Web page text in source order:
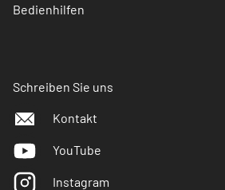
Bedienhilfen
Schreiben Sie uns
Kontakt
YouTube
Instagram